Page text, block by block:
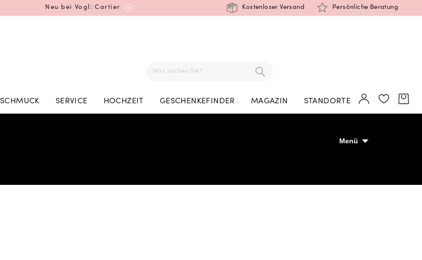
Neu bei Vogl: Cartier
Mehr erfahren: Ikonische Uhren von Cartier
Kostenloser Versand Persönliche Beratung
SCHMUCK SERVICE HOCHZEIT GESCHENKEFINDER MAGAZIN STANDORTE
Menü